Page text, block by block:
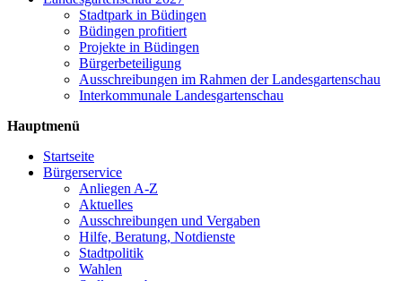
Stadtpark in Büdingen
Büdingen profitiert
Projekte in Büdingen
Bürgerbeteiligung
Ausschreibungen im Rahmen der Landesgartenschau
Interkommunale Landesgartenschau
Hauptmenü
Startseite
Bürgerservice
Anliegen A-Z
Aktuelles
Ausschreibungen und Vergaben
Hilfe, Beratung, Notdienste
Stadtpolitik
Wahlen